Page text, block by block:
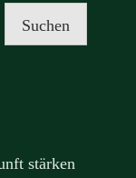
Suchen
stärken